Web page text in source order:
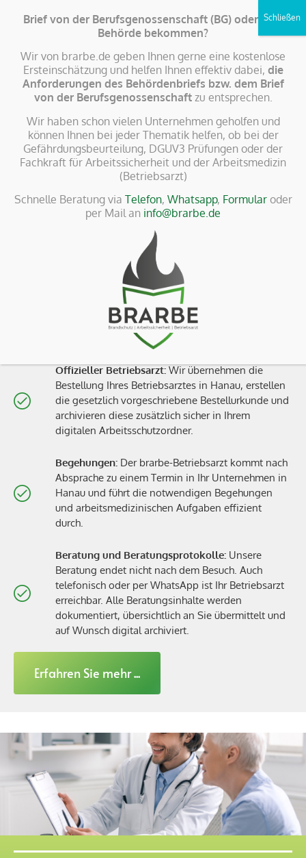
Betriebsarzt Hanau –
professionelle
arbeitsmedizinische
Betreuung für Ihr
Unternehmen
Bestellung und Beratung des
Betriebsarztes
Offizieller Betriebsarzt: Wir übernehmen die
Bestellung Ihres Betriebsarztes in Hanau, erstellen
die gesetzlich vorgeschriebene Bestellurkunde und
archivieren diese zusätzlich sicher in Ihrem
digitalen Arbeitsschutzordner.
Begehungen: Der brarbe-Betriebsarzt kommt nach
Absprache zu einem Termin in Ihr Unternehmen in
Hanau und führt die notwendigen Begehungen
und arbeitsmedizinischen Aufgaben effizient
durch.
Beratung und Beratungsprotokolle: Unsere
Beratung endet nicht nach dem Besuch. Auch
telefonisch oder per WhatsApp ist Ihr Betriebsarzt
erreichbar. Alle Beratungsinhalte werden
dokumentiert, übersichtlich an Sie übermittelt und
auf Wunsch digital archiviert.
Erfahren Sie mehr ...
Brief von der Berufsgenossenschaft (BG) oder eine
Behörde bekommen?
Wir von brarbe.de geben Ihnen gerne eine kostenlose
Ersteinschätzung und helfen Ihnen effektiv dabei, die
Anforderungen des Behördenbriefs bzw. dem Brief
von der Berufsgenossenschaftzu entsprechen.
Wir haben schon vielen Unternehmen geholfen und
können Ihnen bei jeder Thematik helfen, ob bei der
Gefährdungsbeurteilung, DGUV3 Prüfungen oder der
Fachkraft für Arbeitssicherheit und der Arbeitsmedizin
(Betriebsarzt)
Schnelle Beratung via Telefon, Whatsapp, Formularoder
per Mail an info@brarbe.de